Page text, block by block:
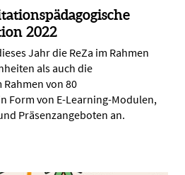
2022
Jahr die ReZa im Rahmen
als auch die
von 80
Form von E-Learning-Modulen,
Präsenzangeboten an.